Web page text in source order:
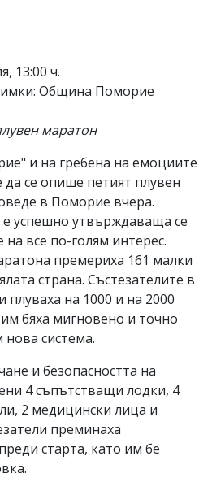
13:00 ч.
Община Поморие
маратон
и на гребена на емоциите
се опише петият плувен
в Поморие вчера.
успешно утвърждаваща се
все по-голям интерес.
премериха 161 малки
страна. Състезателите в
плуваха на 1000 и на 2000
бяха мигновено и точно
нова система.
и безопасността на
4 съпътстващи лодки, 4
2 медицински лица и
преминаха
старта, като им бе